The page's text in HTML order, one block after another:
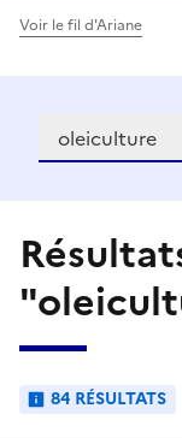
Voir le fil d'Ariane
Recherche
84 RÉSULTATS